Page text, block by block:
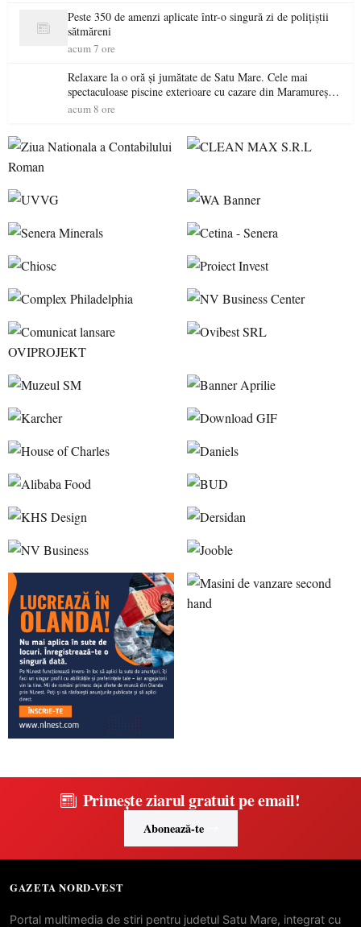
Peste 350 de amenzi aplicate într-o singură zi de polițiștii
sătmăreni
acum 7 ore
Relaxare la o oră și jumătate de Satu Mare. Cele mai
spectaculoase piscine exterioare cu cazare din Maramureș,
ideale pentru o escapadă de vară
acum 8 ore
Primește ziarul gratuit pe email!
Abonează-te
GAZETA NORD-VEST
Portal multimedia de stiri pentru judetul Satu Mare, integrat cu